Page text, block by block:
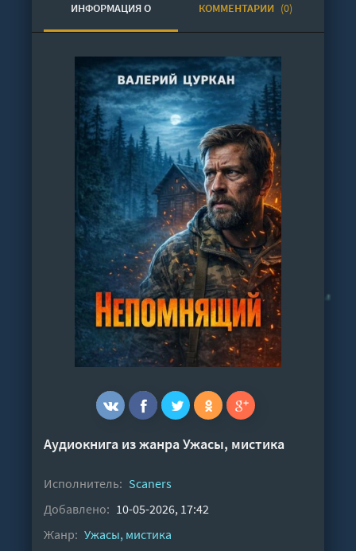
ИНФОРМАЦИЯ О
АУДИОКНИГЕ
КОММЕНТАРИИ (0)
Аудиокнига из жанраУжасы, мистика
Исполнитель: Scaners
Добавлено: 10-05-2026, 17:42
Жанр: Ужасы, мистика